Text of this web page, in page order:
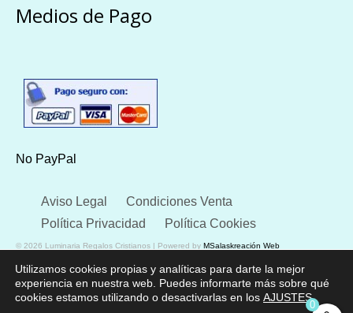
Medios de Pago
No PayPal
Aviso Legal
Condiciones Venta
Política Privacidad
Política Cookies
© 2026 Luminaria Regalos Cristianos | Powered by MSalaskreación Web
0
Utilizamos cookies propias y analíticas para darte la mejor
experiencia en nuestra web. Puedes informarte más sobre qué
cookies estamos utilizando o desactivarlas en los AJUSTES.